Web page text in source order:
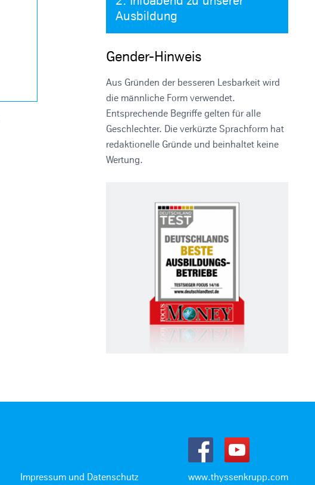
Ausbildung
Gender-Hinweis
Aus Gründen der besseren Lesbarkeit wird
die männliche Form verwendet.
Entsprechende Begriffe gelten für alle
Geschlechter. Die verkürzte Sprachform hat
redaktionelle Gründe und beinhaltet keine
Wertung.
Impressum und Datenschutz www.thyssenkrupp.com